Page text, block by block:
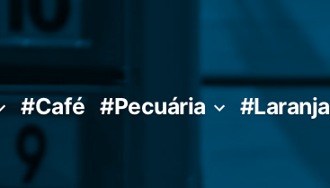
#Café #Pecuária #Laranja